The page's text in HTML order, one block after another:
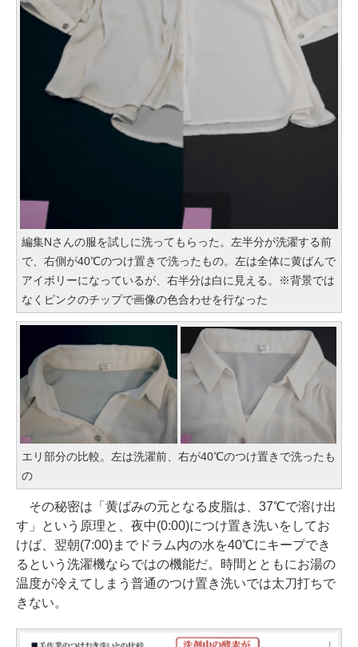
編集Nさんの服を試しに洗ってもらった。左半分が洗濯する前
で、右側が40℃のつけ置きで洗ったもの。左は全体に黄ばんで
アイボリーになっているが、右半分は白に見える。※背景では
なくピンクのチップで画像の色合わせを行なった
エリ部分の比較。左は洗濯前、右が40℃のつけ置きで洗ったも
の
その秘密は「黄ばみの元となる皮脂は、37℃で溶け出
す」という原理と、夜中(0:00)につけ置き洗いをしてお
けば、翌朝(7:00)までドラム内の水を40℃にキープでき
るという洗濯機ならではの機能だ。時間とともにお湯の
温度が冷えてしまう普通のつけ置き洗いでは太刀打ちで
きない。